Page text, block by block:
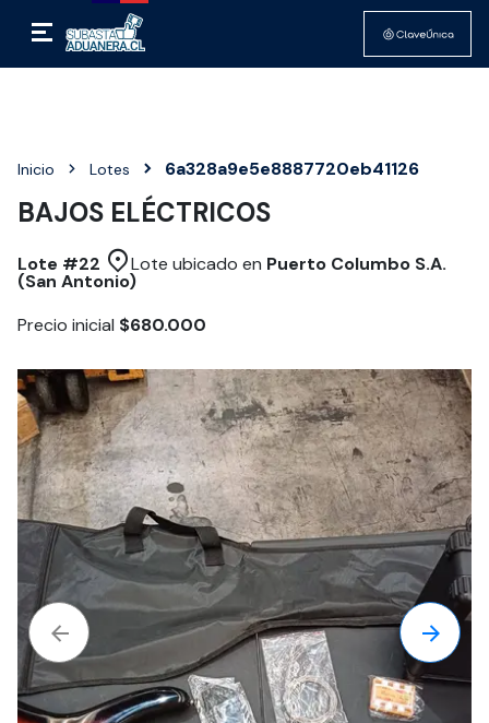
Inicio Lotes 6a328a9e5e8887720eb41126
BAJOS ELÉCTRICOS
Lote #22 Lote ubicado en Puerto Columbo S.A.
(San Antonio)
Precio inicial $680.000